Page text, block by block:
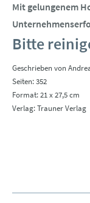
Mit gelungenem
Bitte
Geschrieben von
Seiten: 352
Format: 21 x 27,5 cm
Verlag: Trauner Verlag